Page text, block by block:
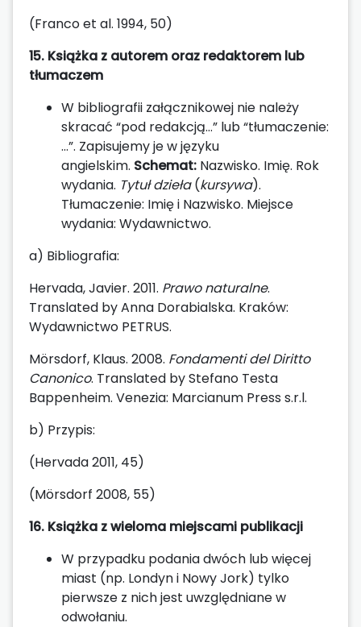
(Franco et al. 1994, 50)
15. Książka z autorem oraz redaktorem lub
tłumaczem
W bibliografii załącznikowej nie należy
skracać “pod redakcją…” lub “tłumaczenie:
…”. Zapisujemy je w języku
angielskim. Schemat: Nazwisko. Imię. Rok
wydania. Tytuł dzieła(kursywa).
Tłumaczenie: Imię i Nazwisko. Miejsce
wydania: Wydawnictwo.
a) Bibliografia:
Hervada, Javier. 2011. Prawo naturalne.
Translated by Anna Dorabialska. Kraków:
Wydawnictwo PETRUS.
Mörsdorf, Klaus. 2008. Fondamenti del Diritto
Canonico. Translated by Stefano Testa
Bappenheim. Venezia: Marcianum Press s.r.l.
b) Przypis:
(Hervada 2011, 45)
(Mörsdorf 2008, 55)
16. Książka z wieloma miejscami publikacji
W przypadku podania dwóch lub więcej
miast (np. Londyn i Nowy Jork) tylko
pierwsze z nich jest uwzględniane w
odwołaniu.